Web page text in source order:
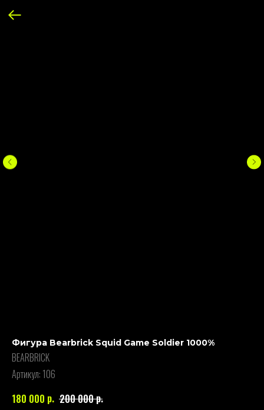
Фигура Bearbrick Squid Game Soldier 1000%
BEARBRICK
Артикул: 106
180 000 р. 200 000р.